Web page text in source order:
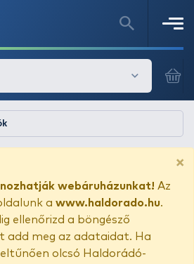
×
webáruházunkat! Az
a www.haldorado.hu.
ellenőrizd a böngésző
add meg az adataidat. Ha
olcsó Haldorádó-